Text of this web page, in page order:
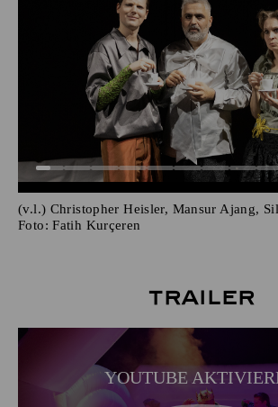
(v.l.) Christopher Heisler, Mansur Ajang,
Foto: Fatih Kurçeren
Trailer
YOUTUBE